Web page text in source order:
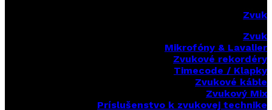
Zvuk
Zvuk
Mikrofóny & Lavalier
Zvukové rekordéry
Timecode / Klapky
Zvukové káble
Zvukový Mix
Príslušenstvo k zvukovej technike